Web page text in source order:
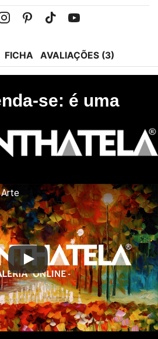
InstagramPinterest
Tik-Youtube
FICHA AVALIAÇÕES (3)
se: é uma
Arte